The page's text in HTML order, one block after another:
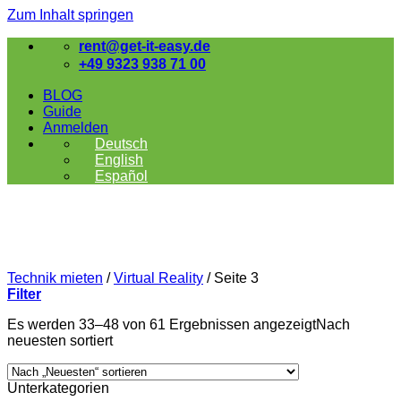
Zum Inhalt springen
rent@get-it-easy.de
+49 9323 938 71 00
BLOG
Guide
Anmelden
Deutsch
English
Español
Technik mieten / Virtual Reality / Seite 3
Filter
Es werden 33–48 von 61 Ergebnissen angezeigtNach
neuesten sortiert
Unterkategorien